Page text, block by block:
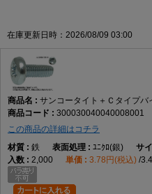
在庫更新日時：2026/08/09 03:00
サンコータイト＋Ｃタイプバ
300030040040008001
この商品の詳細はコチラ
鉄
ﾕﾆｸﾛ(銀)
2,000
3.78円(税込)